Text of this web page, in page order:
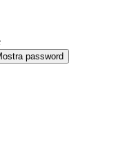
password